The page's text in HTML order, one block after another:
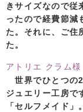
きサイズなので従
ったので経費節減
た。それに、ご住
た。
アトリエ クラム様
世界でひとつの
ジュエリー工房で
「セルフメイド